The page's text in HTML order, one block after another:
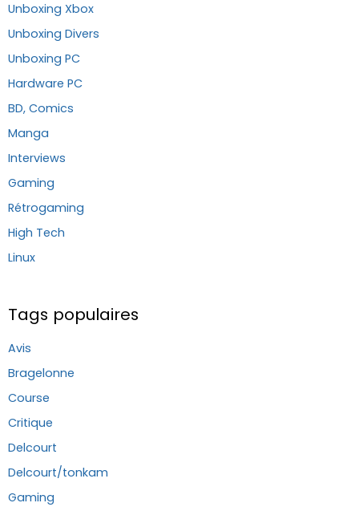
Unboxing Xbox
Unboxing Divers
Unboxing PC
Hardware PC
BD, Comics
Manga
Interviews
Gaming
Rétrogaming
High Tech
Linux
Tags populaires
Avis
Bragelonne
Course
Critique
Delcourt
Delcourt/tonkam
Gaming